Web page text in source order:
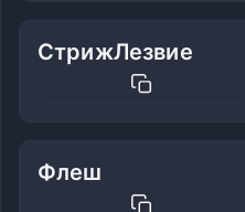
СтрижЛезвие
Флеш